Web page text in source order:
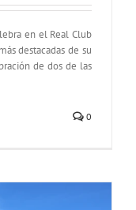
en el Real Club
destacadas de su
de dos de las
0